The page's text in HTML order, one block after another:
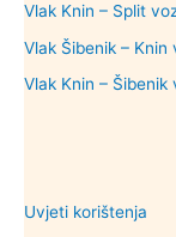
Vlak Knin – Split
Vlak Šibenik – Knin
Vlak Knin – Šibenik
Uvjeti korištenja